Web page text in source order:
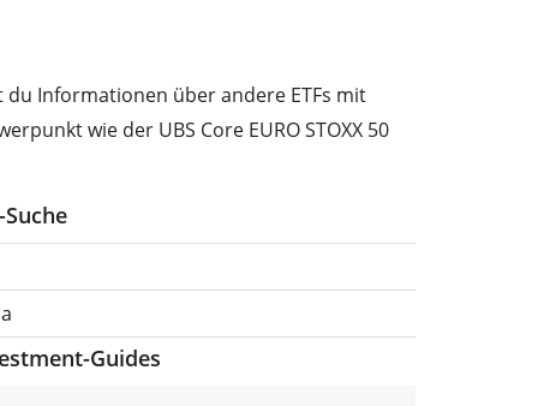
Informationen über andere ETFs mit
wie der UBS Core EURO STOXX 50
Guides